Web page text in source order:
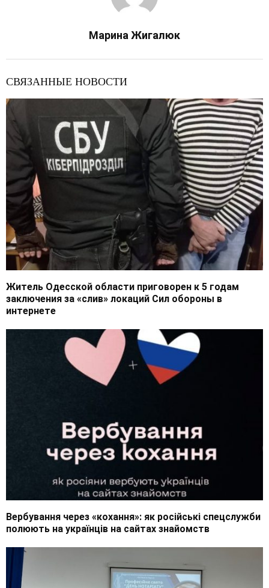
Марина Жигалюк
СВЯЗАННЫЕ НОВОСТИ
Житель Одесской области приговорен к 5 годам
заключения за «слив» локаций Сил обороны в
интернете
Вербування через «кохання»: як російські спецслужби
полюють на українців на сайтах знайомств